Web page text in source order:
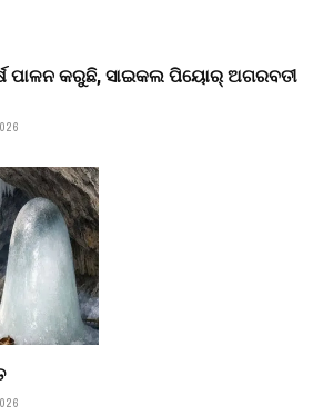
ପାଳନ କରୁଛି, ସାଇକଲ ପିୟୋର୍‌ ଅଗରବତୀ